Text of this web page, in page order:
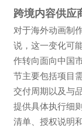
跨境内容供应
对于海外动画制
说，这一变化可
作转向面向中国
节主要包括项目
交付周期以及与
提供具体执行细
清单、授权说明